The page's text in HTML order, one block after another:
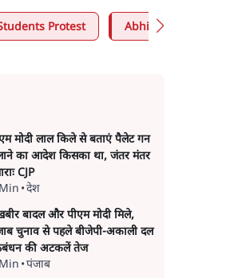
Protest Abhijeet Dipke
मोदी लाल किले से बताएं पैलेट गन
का आदेश किसका था, जंतर मंतर
CJP
•देश
बादल और पीएम मोदी मिले,
चुनाव से पहले बीजेपी-अकाली दल
की अटकलें तेज
•पंजाब